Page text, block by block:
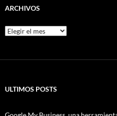
ARCHIVOS
Archivos
ULTIMOS POSTS